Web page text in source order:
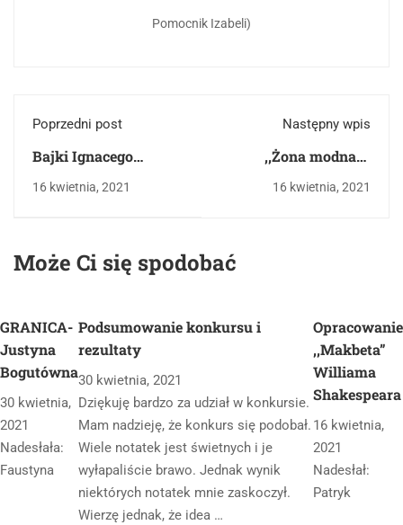
Pomocnik Izabeli)
Poprzedni post
Bajki Ignacego
Krasickiego
16 kwietnia, 2021
Następny wpis
,,Żona modna” -
satyra Krasickiego
16 kwietnia, 2021
Może Ci się spodobać
GRANICA-
Justyna
Bogutówna
30 kwietnia,
2021
Nadesłała:
Faustyna
Podsumowanie konkursu i
rezultaty
30 kwietnia, 2021
Dziękuję bardzo za udział w konkursie.
Mam nadzieję, że konkurs się podobał.
Wiele notatek jest świetnych i je
wyłapaliście brawo. Jednak wynik
niektórych notatek mnie zaskoczył.
Wierzę jednak, że idea …
Opracowanie
,,Makbeta”
Williama
Shakespeara
16 kwietnia,
2021
Nadesłał:
Patryk